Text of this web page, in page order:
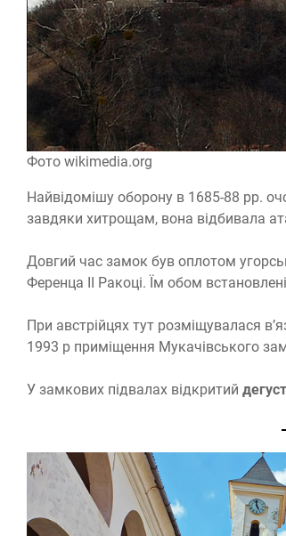
Фото wikimedia.org
Найвідомішу оборону в 1685-88 рр.
завдяки хитрощам, вона відбивала
Довгий час замок був оплотом
Ференца II Ракоці. Їм обом
При австрійцях тут розміщувалася
1993 р приміщення Мукачівського
У замкових підвалах відкритий